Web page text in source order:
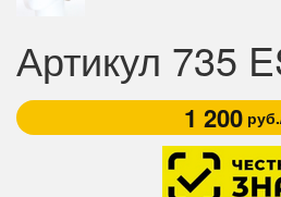
Артикул 735
1 200